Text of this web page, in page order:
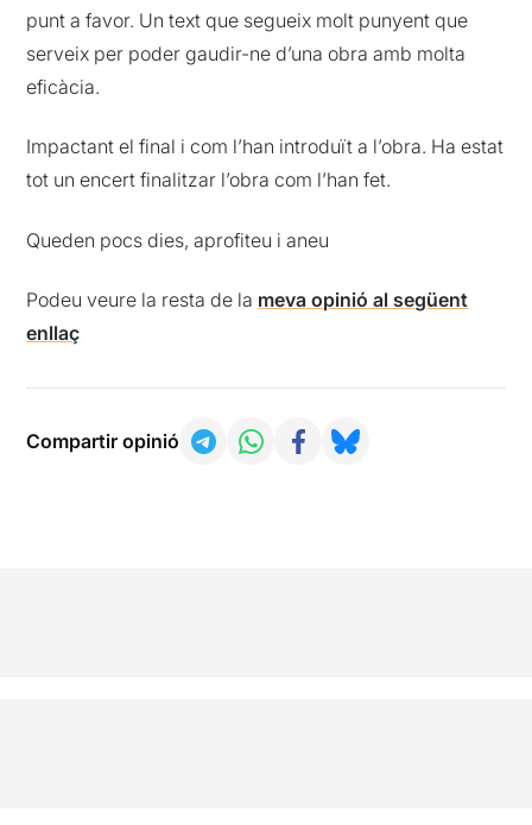
punt a favor. Un text que segueix molt punyent que
serveix per poder gaudir-ne d’una obra amb molta
eficàcia.
Impactant el final i com l’han introduït a l’obra. Ha estat
tot un encert finalitzar l’obra com l’han fet.
Queden pocs dies, aprofiteu i aneu
Podeu veure la resta de la meva opinió al següent
enllaç
Compartir opinió